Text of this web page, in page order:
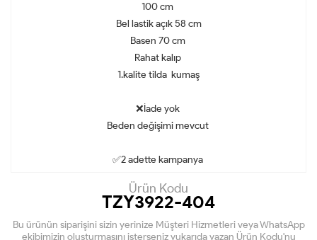
100 cm
Bel lastik açık 58 cm
Basen 70 cm
Rahat kalıp
1.kalite tilda kumaş
❌İade yok
Beden değişimi mevcut
✅2 adette kampanya
Ürün Kodu
TZY3922-404
Bu ürünün siparişini sizin yerinize Müşteri Hizmetleri veya WhatsApp
ekibimizin oluşturmasını isterseniz yukarıda yazan Ürün Kodu'nu